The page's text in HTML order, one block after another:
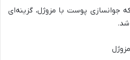
جوانسازی پوست با مزوژل، گزینه‌ای